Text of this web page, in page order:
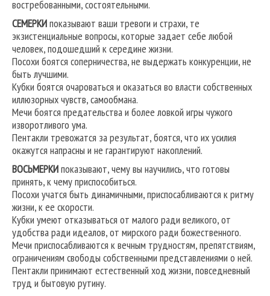
востребованными, состоятельными.
СЕМЕРКИпоказывают ваши тревоги и страхи, те
экзистенциальные вопросы, которые задает себе любой
человек, подошедший к середине жизни.
Посохи боятся соперничества, не выдержать конкуренции, не
быть лучшими.
Кубки боятся очароваться и оказаться во власти собственных
иллюзорных чувств, самообмана.
Мечи боятся предательства и более ловкой игры чужого
изворотливого ума.
Пентакли тревожатся за результат, боятся, что их усилия
окажутся напрасны и не гарантируют накоплений.
ВОСЬМЕРКИпоказывают, чему вы научились, что готовы
принять, к чему приспособиться.
Посохи учатся быть динамичными, приспосабливаются к ритму
жизни, к ее скорости.
Кубки умеют отказываться от малого ради великого, от
удобства ради идеалов, от мирского ради божественного.
Мечи приспосабливаются к вечным трудностям, препятствиям,
ограничениям свободы собственными представлениями о ней.
Пентакли принимают естественный ход жизни, повседневный
труд и бытовую рутину.